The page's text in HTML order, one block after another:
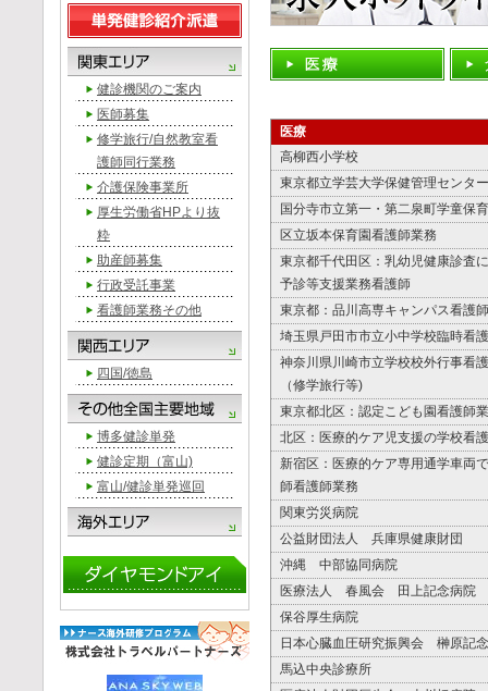
医療
高柳西小学校
東京都立学芸大学保健管理センター
国分寺市立第一・第二泉町学童保
区立坂本保育園看護師業務
東京都千代田区：乳幼児健康診査
予診等支援業務看護師
東京都：品川高専キャンパス看護
埼玉県戸田市市立小中学校臨時看
神奈川県川崎市立学校校外行事看
（修学旅行等)
東京都北区：認定こども園看護師
北区：医療的ケア児支援の学校看
新宿区：医療的ケア専用通学車両
師看護師業務
関東労災病院
公益財団法人 兵庫県健康財団
沖縄 中部協同病院
医療法人 春風会 田上記念病院
保谷厚生病院
日本心臓血圧研究振興会 榊原記
馬込中央診療所
健診機関のご案内
医師募集
修学旅行/自然教室看
護師同行業務
介護保険事業所
厚生労働省HPより抜
粋
助産師募集
行政受託事業
看護師業務その他
四国/徳島
博多健診単発
健診定期（富山)
富山/健診単発巡回